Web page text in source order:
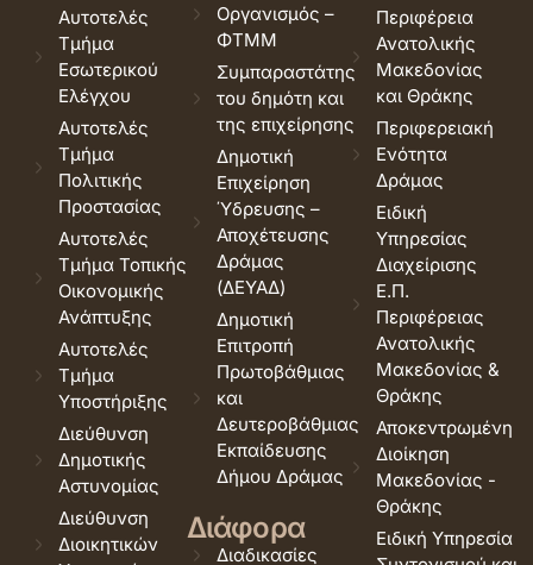
Αυτοτελές
Τμήμα
Εσωτερικού
Ελέγχου
Αυτοτελές
Τμήμα
Πολιτικής
Προστασίας
Αυτοτελές
Τμήμα Τοπικής
Οικονομικής
Ανάπτυξης
Αυτοτελές
Τμήμα
Υποστήριξης
Διεύθυνση
Δημοτικής
Αστυνομίας
Διεύθυνση
Διοικητικών
Οργανισμός –
ΦΤΜΜ
Συμπαραστάτης
του δημότη και
της επιχείρησης
Δημοτική
Επιχείρηση
Ύδρευσης –
Αποχέτευσης
Δράμας
(ΔΕΥΑΔ)
Δημοτική
Επιτροπή
Πρωτοβάθμιας
και
Δευτεροβάθμιας
Εκπαίδευσης
Δήμου Δράμας
Διάφορα
Διαδικασίες
Περιφέρεια
Ανατολικής
Μακεδονίας
και Θράκης
Περιφερειακή
Ενότητα
Δράμας
Ειδική
Υπηρεσίας
Διαχείρισης
Ε.Π.
Περιφέρειας
Ανατολικής
Μακεδονίας &
Θράκης
Αποκεντρωμένη
Διοίκηση
Μακεδονίας -
Θράκης
Ειδική Υπηρεσία